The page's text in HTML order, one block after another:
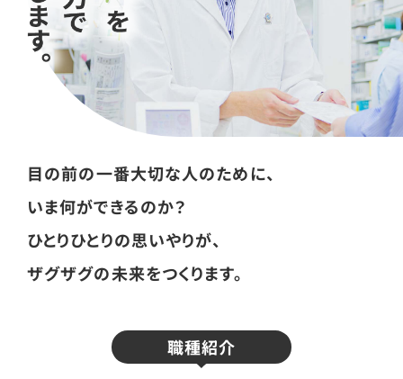
目の前の一番大切な人のために、
いま何ができるのか？
ひとりひとりの思いやりが、
ザグザグの未来をつくります。
職種紹介